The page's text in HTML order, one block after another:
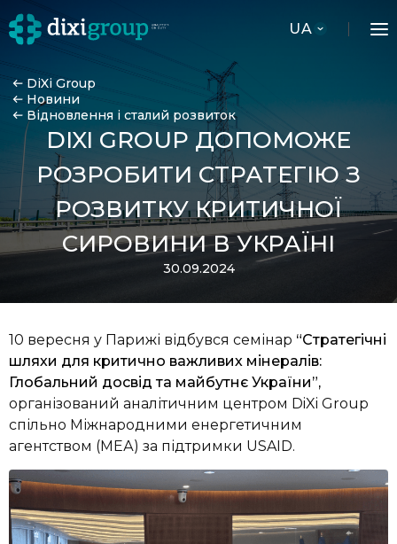
UA
DiXi Group
Новини
Відновлення і сталий розвиток
DIXI GROUP ДОПОМОЖЕ
РОЗРОБИТИ СТРАТЕГІЮ З
РОЗВИТКУ КРИТИЧНОЇ
СИРОВИНИ В УКРАЇНІ
30.09.2024
10 вересня у Парижі відбувся семінар “Стратегічні
шляхи для критично важливих мінералів:
Глобальний досвід та майбутнє України”,
організований аналітичним центром DiXi Group
спільно Міжнародними енергетичним
агентством (МЕА) за підтримки USAID.